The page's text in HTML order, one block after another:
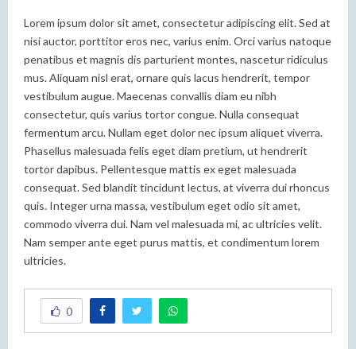
Lorem ipsum dolor sit amet, consectetur adipiscing elit. Sed at
nisi auctor, porttitor eros nec, varius enim. Orci varius natoque
penatibus et magnis dis parturient montes, nascetur ridiculus
mus. Aliquam nisl erat, ornare quis lacus hendrerit, tempor
vestibulum augue. Maecenas convallis diam eu nibh
consectetur, quis varius tortor congue. Nulla consequat
fermentum arcu. Nullam eget dolor nec ipsum aliquet viverra.
Phasellus malesuada felis eget diam pretium, ut hendrerit
tortor dapibus. Pellentesque mattis ex eget malesuada
consequat. Sed blandit tincidunt lectus, at viverra dui rhoncus
quis. Integer urna massa, vestibulum eget odio sit amet,
commodo viverra dui. Nam vel malesuada mi, ac ultricies velit.
Nam semper ante eget purus mattis, et condimentum lorem
ultricies.
0